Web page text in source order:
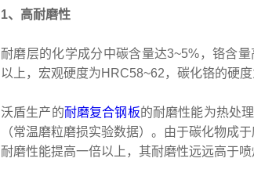
1、高耐磨性
耐磨层的化学成分中碳含量达3~5%，铬含
以上，宏观硬度为HRC58~62，碳化铬的硬
沃盾生产的耐磨复合钢板的耐磨性能为热处
（常温磨粒磨损实验数据）。由于碳化物成
耐磨性能提高一倍以上，其耐磨性远远高于喷